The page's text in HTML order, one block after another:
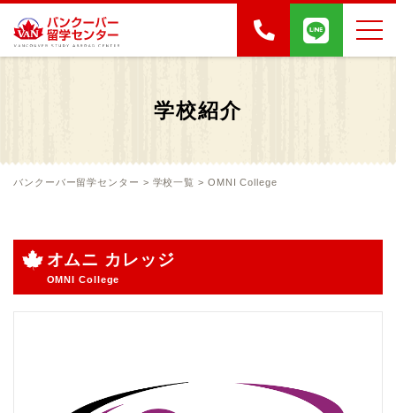
学校紹介
バンクーバー留学センター > 学校一覧 > OMNI College
オムニ カレッジ
OMNI College